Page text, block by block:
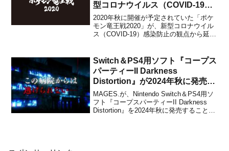
型コロナウイルス（COVID-19）
感染防止の観点から延期になるこ
とが発表！
2020年秋に開催が予定されていた「ポケ
モン竜王戦2020」が、新型コロナウイル
ス（COVID-19）感染防止の観点から延期
方々の安全・安心を最優先に検討を重ね
た結果、予選を含めた大会形式のために
充分な準備期...
Switch＆PS4用ソフト『コープス
パーティーII Darkness
Distortion』が2024年秋に発売決
定！
MAGES.が、Nintendo Switch＆PS4用ソ
フト『コープスパーティーII Darkness
Distortion』を2024年秋に発売することを